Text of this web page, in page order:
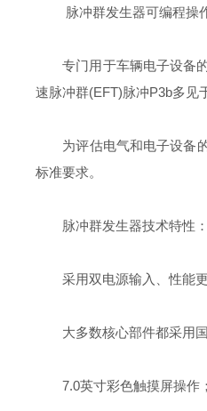
脉冲群发生器可编程操
专门用于车辆电子设备的
速脉冲群(EFT)脉冲P3b多见
为评估电气和电子设备的
标准要求。
脉冲群发生器技术特性：
采用双电源输入、性能更
大多数核心部件都采用国
7.0英寸彩色触摸屏操作；